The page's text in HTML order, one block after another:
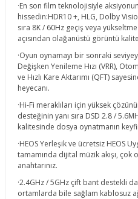
·En son film teknolojisiyle
hissedin:HDR10 +, HLG, Dolby
sıra 8K / 60Hz geçiş veya
açısından olağanüstü görüntü
·Oyun oynamayı bir sonraki
Değişken Yenileme Hızı (VRR),
ve Hızlı Kare Aktarımı (QFT)
heyecanı.
·Hi-Fi meraklıları için yüksek
desteğinin yanı sıra DSD 2.8 /
kalitesinde dosya oynatmanın
·HEOS Yerleşik ve ücretsiz HEOS
tamamında dijital müzik akışı, çok
anahtarınız.
·2.4GHz / 5GHz çift bant destekli
ortamlarda bile sağlam kablosuz